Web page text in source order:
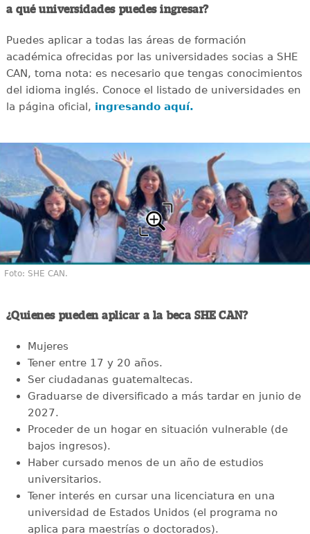
a qué universidades puedes ingresar?
Puedes aplicar a todas las áreas de formación
académica ofrecidas por las universidades socias a SHE
CAN, toma nota: es necesario que tengas conocimientos
del idioma inglés. Conoce el listado de universidades en
la página oficial, ingresando aquí.
Foto: SHE CAN.
¿Quienes pueden aplicar a la beca SHE CAN?
Mujeres
Tener entre 17 y 20 años.
Ser ciudadanas guatemaltecas.
Graduarse de diversificado a más tardar en junio de
2027.
Proceder de un hogar en situación vulnerable (de
bajos ingresos).
Haber cursado menos de un año de estudios
universitarios.
Tener interés en cursar una licenciatura en una
universidad de Estados Unidos (el programa no
aplica para maestrías o doctorados).